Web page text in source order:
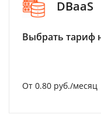
DBaaS
Выбрать тариф
От 0.80 руб./месяц